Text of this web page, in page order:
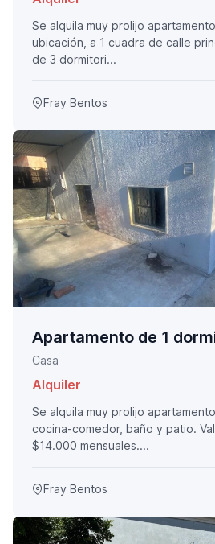
Se alquila muy prolijo
ubicación, a 1 cuadra de calle
de 3 dormitori...
Fray Bentos
Apartamento de 1
Casa
Alquiler
Se alquila muy prolijo
cocina-comedor, baño y patio.
$14.000 mensuales....
Fray Bentos